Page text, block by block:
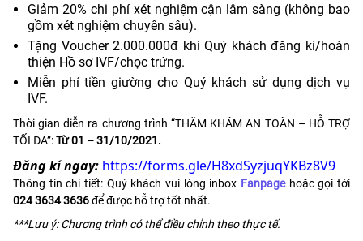
Giảm 20% chi phí xét nghiệm cận lâm sàng (không bao
gồm xét nghiệm chuyên sâu).
Tặng Voucher 2.000.000đ khi Quý khách đăng kí/hoàn
thiện Hồ sơ IVF/chọc trứng.
Miễn phí tiền giường cho Quý khách sử dụng dịch vụ
IVF.
Thời gian diễn ra chương trình “THĂM KHÁM AN TOÀN – HỖ TRỢ
TỐI ĐA”:Từ 01 – 31/10/2021.
Đăng kí ngay: https://forms.gle/H8xdSyzjuqYKBz8V9
Thông tin chi tiết: Quý khách vui lòng inbox Fanpagehoặc gọi tới
024 3634 3636để được hỗ trợ tốt nhất.
***Lưu ý: Chương trình có thể điều chỉnh theo thực tế.